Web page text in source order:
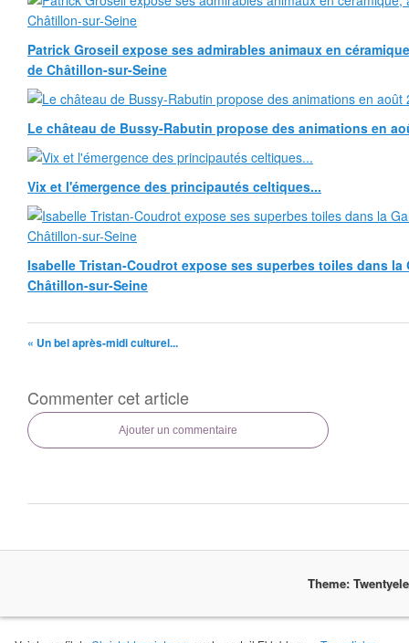
Patrick Groseil expose ses admirables animaux en
de Châtillon-sur-Seine
Le château de Bussy-Rabutin propose des animations en
Vix et l'émergence des principautés celtiques...
Isabelle Tristan-Coudrot expose ses superbes toiles dans la
Châtillon-sur-Seine
« Un bel après-midi culturel...
Commenter cet article
Ajouter un commentaire
Theme: